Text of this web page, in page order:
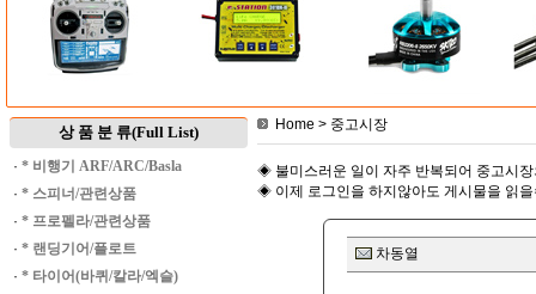
상 품 분 류(Full List)
· * 비행기 ARF/ARC/Basla
· * 스피너/관련상품
· * 프로펠라/관련상품
· * 랜딩기어/플로트
· * 타이어(바퀴/칼라/엑슬)
Home > 중고시장
◈ 불미스러운 일이 자주 반복되어 중고시
◈ 이제 로그인을 하지않아도 게시물을 읽
차동열